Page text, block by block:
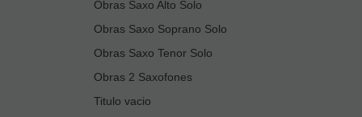
Obras Saxo Alto Solo
Obras Saxo Soprano Solo
Obras Saxo Tenor Solo
Obras 2 Saxofones
Titulo vacio